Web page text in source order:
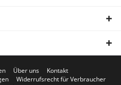
Über uns
Kontakt
Widerrufsrecht für Verbraucher